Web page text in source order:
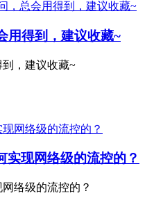
用得到，建议收藏~
，建议收藏~
实现网络级的流控的？
络级的流控的？